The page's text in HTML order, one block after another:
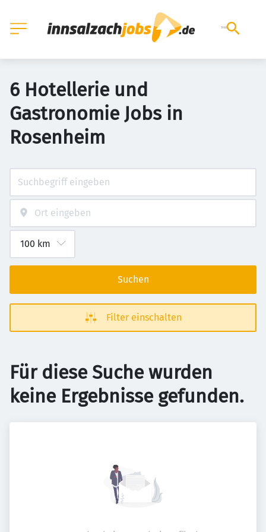
6 Hotellerie und
Gastronomie Jobs in
Rosenheim
Suchen
Filter einschalten
Für diese Suche wurden
keine Ergebnisse gefunden.